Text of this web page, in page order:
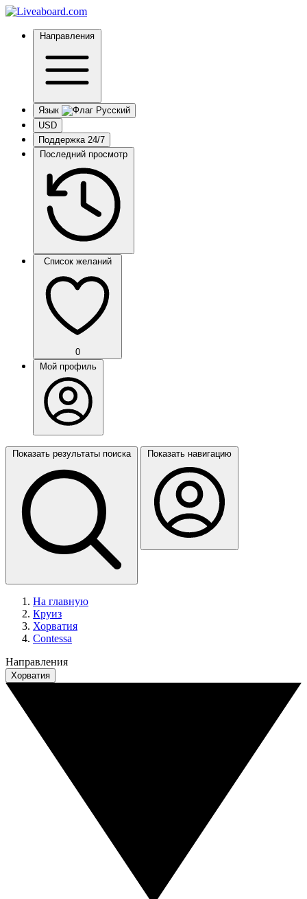
Направления
Язык
USD
Поддержка 24/7
Последний просмотр
Список желаний
0
Мой профиль
Показать результаты поиска Показать навигацию
На главную
Круиз
Хорватия
Contessa
Направления
Хорватия